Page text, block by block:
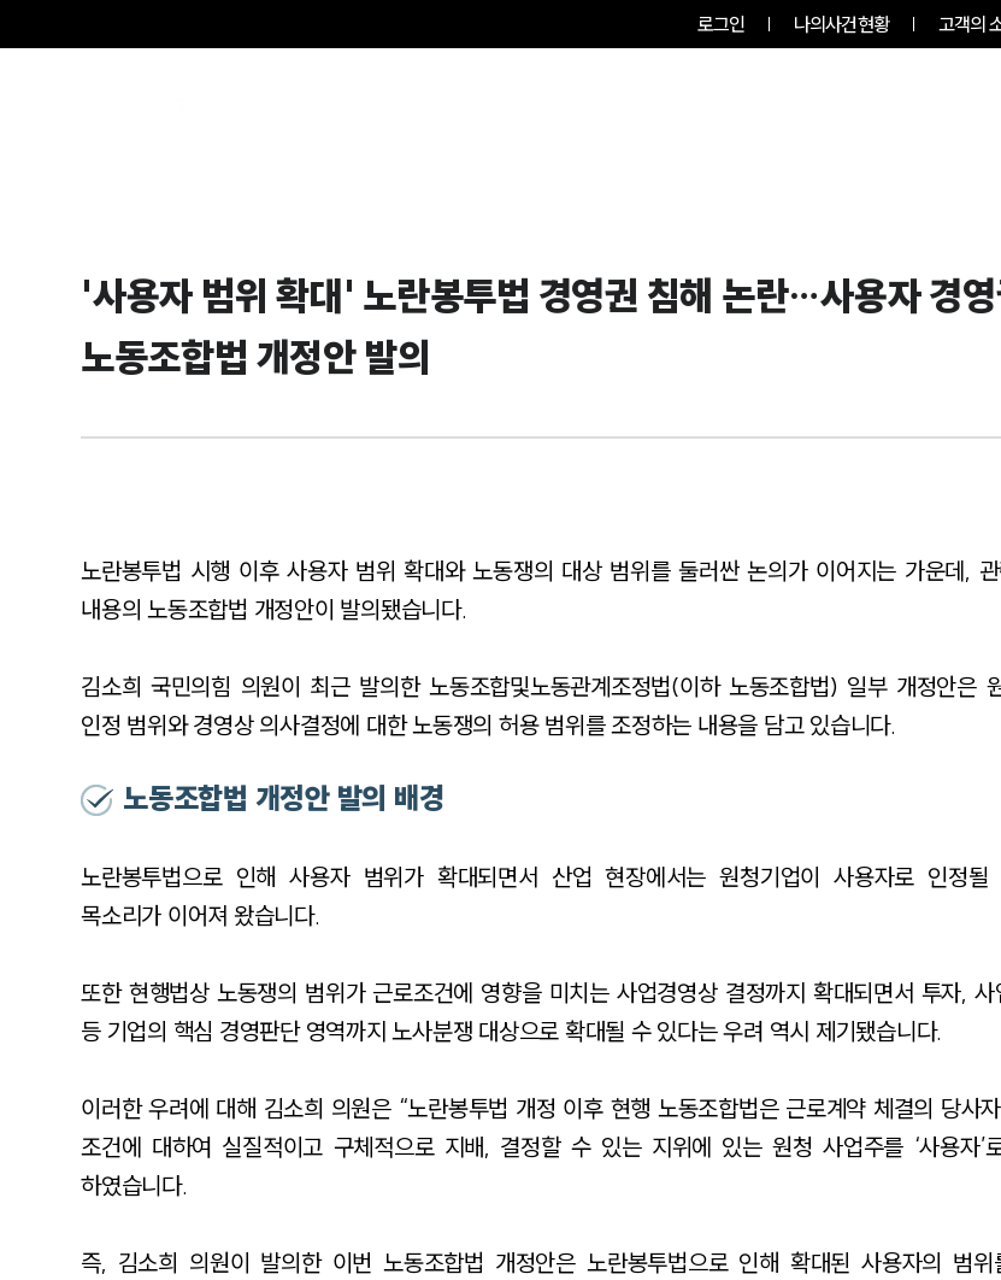
로그인 나의사건현황 고객의
'사용자 범위 확대' 노란봉투법 경영권 침해 논란…사용자 경
노동조합법 개정안 발의
노란봉투법 시행 이후 사용자 범위 확대와 노동쟁의 대상 범위를 둘러싼 논의가 이어지는 가운데,
내용의 노동조합법 개정안이 발의됐습니다.
김소희 국민의힘 의원이 최근 발의한 노동조합및노동관계조정법(이하 노동조합법) 일부 개정안은
인정 범위와 경영상 의사결정에 대한 노동쟁의 허용 범위를 조정하는 내용을 담고 있습니다.
노동조합법 개정안 발의 배경
노란봉투법으로 인해 사용자 범위가 확대되면서 산업 현장에서는 원청기업이 사용자로 인정될
목소리가 이어져 왔습니다.
또한 현행법상 노동쟁의 범위가 근로조건에 영향을 미치는 사업경영상 결정까지 확대되면서 투자,
등 기업의 핵심 경영판단 영역까지 노사분쟁 대상으로 확대될 수 있다는 우려 역시 제기됐습니다.
이러한 우려에 대해 김소희 의원은 “노란봉투법 개정 이후 현행 노동조합법은 근로계약 체결의 당사
조건에 대하여 실질적이고 구체적으로 지배, 결정할 수 있는 지위에 있는 원청 사업주를 ‘사용자’
하였습니다.
즉, 김소희 의원이 발의한 이번 노동조합법 개정안은 노란봉투법으로 인해 확대된 사용자의 범